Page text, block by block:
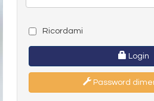
Ricordami
Login
Password